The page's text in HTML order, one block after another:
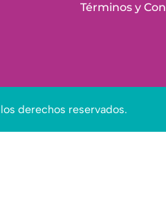
Términos y
derechos reservados.